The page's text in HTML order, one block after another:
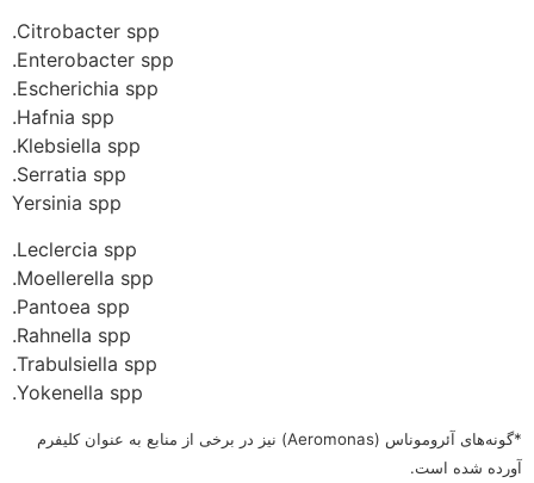
Citrobacter spp.
Enterobacter spp.
Escherichia spp.
Hafnia spp.
Klebsiella spp.
Serratia spp.
Yersinia spp
Leclercia spp.
Moellerella spp.
Pantoea spp.
Rahnella spp.
Trabulsiella spp.
Yokenella spp.
*گونه‌های آئروموناس (Aeromonas) نیز در برخی از منابع به عنوان کلیفرم
آورده شده است.